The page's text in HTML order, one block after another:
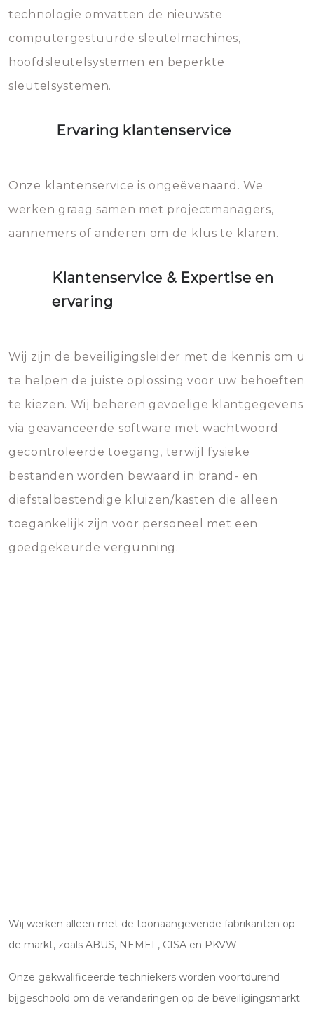
vermijden.
technologie omvatten de nieuwste
computergestuurde sleutelmachines,
hoofdsleutelsystemen en beperkte
sleutelsystemen.
Ervaring klantenservice
Onze klantenservice is ongeëvenaard. We
werken graag samen met projectmanagers,
aannemers of anderen om de klus te klaren.
Klantenservice & Expertise en
ervaring
Wij zijn de beveiligingsleider met de kennis om u
te helpen de juiste oplossing voor uw behoeften
te kiezen. Wij beheren gevoelige klantgegevens
via geavanceerde software met wachtwoord
gecontroleerde toegang, terwijl fysieke
bestanden worden bewaard in brand- en
diefstalbestendige kluizen/kasten die alleen
toegankelijk zijn voor personeel met een
goedgekeurde vergunning.
Wij werken alleen met de toonaangevende fabrikanten op
de markt, zoals ABUS, NEMEF, CISA en PKVW
Onze gekwalificeerde techniekers worden voortdurend
bijgeschoold om de veranderingen op de beveiligingsmarkt